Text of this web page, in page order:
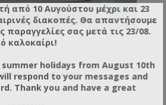
ΜΊΚΤΗΣ ΑΈΡΑ
από 10 Αυγούστου μέχρι και 23
διακοπές. Θα απαντήσουμε
παραγγελίες σας μετά τις 23/08.
καλοκαίρι!
summer holidays from August 10th
respond to your messages and
Thank you and have a great